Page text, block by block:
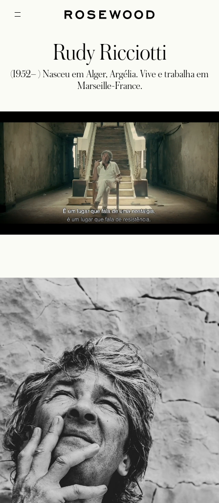
Rudy Ricciotti
(1952– ) Nasceu em Alger, Argélia. Vive e trabalha em
Marseille-France.